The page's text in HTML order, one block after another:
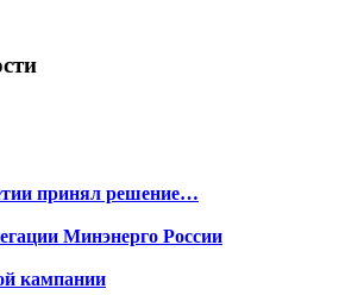
принял решение…
Минэнерго России
кампании